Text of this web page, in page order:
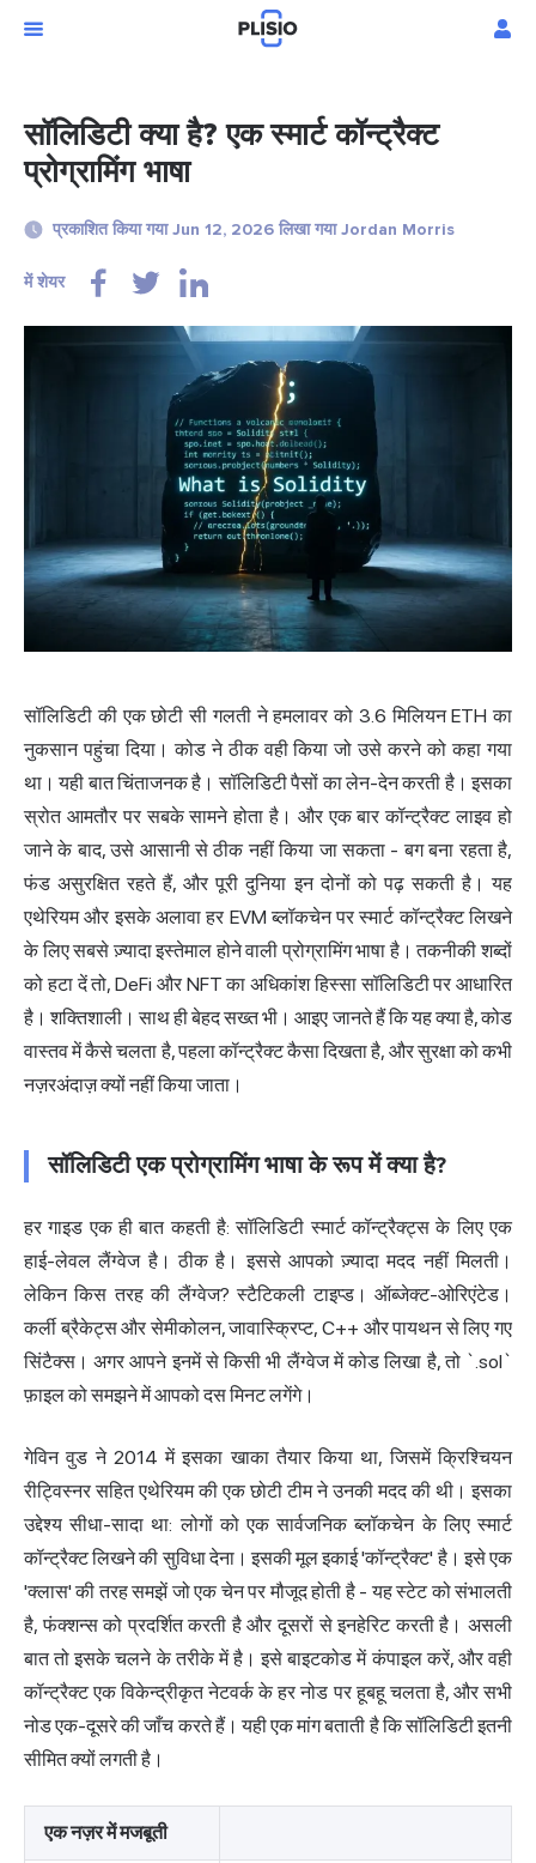
सॉलिडिटी क्या है? एक स्मार्ट कॉन्ट्रैक्ट
प्रोग्रामिंग भाषा
प्रकाशित किया गया Jun 12, 2026 लिखा गया Jordan Morris
में शेयर
सॉलिडिटी की एक छोटी सी गलती ने हमलावर को 3.6 मिलियन ETH का
नुकसान पहुंचा दिया। कोड ने ठीक वही किया जो उसे करने को कहा गया
था। यही बात चिंताजनक है। सॉलिडिटी पैसों का लेन-देन करती है। इसका
स्रोत आमतौर पर सबके सामने होता है। और एक बार कॉन्ट्रैक्ट लाइव हो
जाने के बाद, उसे आसानी से ठीक नहीं किया जा सकता - बग बना रहता है,
फंड असुरक्षित रहते हैं, और पूरी दुनिया इन दोनों को पढ़ सकती है। यह
एथेरियम और इसके अलावा हर EVM ब्लॉकचेन परस्मार्ट कॉन्ट्रैक्टलिखने
के लिए सबसे ज़्यादा इस्तेमाल होने वाली प्रोग्रामिंग भाषा है। तकनीकी शब्दों
को हटा दें तो, DeFi और NFT का अधिकांश हिस्सा सॉलिडिटी पर आधारित
है। शक्तिशाली। साथ ही बेहद सख्त भी। आइए जानते हैं कि यह क्या है, कोड
वास्तव में कैसे चलता है, पहला कॉन्ट्रैक्ट कैसा दिखता है, और सुरक्षा को कभी
नज़रअंदाज़ क्यों नहीं किया जाता।
सॉलिडिटी एक प्रोग्रामिंग भाषा के रूप में क्या है?
हर गाइड एक ही बात कहती है: सॉलिडिटी स्मार्ट कॉन्ट्रैक्ट्स के लिए एक
हाई-लेवल लैंग्वेज है। ठीक है। इससे आपको ज़्यादा मदद नहीं मिलती।
लेकिन किस तरह की लैंग्वेज? स्टैटिकली टाइप्ड। ऑब्जेक्ट-ओरिएंटेड।
कर्ली ब्रैकेट्स और सेमीकोलन, जावास्क्रिप्ट, C++ और पायथन से लिए गए
सिंटैक्स। अगर आपने इनमें से किसी भी लैंग्वेज में कोड लिखा है, तो `.sol`
फ़ाइल को समझने में आपको दस मिनट लगेंगे।
गेविन वुड ने2014 में इसका खाका तैयार किया था, जिसमें क्रिश्चियन
रीट्विस्नर सहित एथेरियम की एक छोटी टीम ने उनकी मदद की थी। इसका
उद्देश्य सीधा-सादा था: लोगों को एक सार्वजनिक ब्लॉकचेन के लिए स्मार्ट
कॉन्ट्रैक्ट लिखने की सुविधा देना। इसकी मूल इकाई 'कॉन्ट्रैक्ट' है। इसे एक
'क्लास' की तरह समझें जो एक चेन पर मौजूद होती है - यह स्टेट को संभालती
है, फंक्शन्स को प्रदर्शित करती है और दूसरों से इनहेरिट करती है। असली
बात तो इसके चलने के तरीके में है। इसे बाइटकोड में कंपाइल करें, और वही
कॉन्ट्रैक्ट एक विकेन्द्रीकृत नेटवर्क के हर नोड पर हूबहू चलता है, और सभी
नोड एक-दूसरे की जाँच करते हैं। यही एक मांग बताती है कि सॉलिडिटी इतनी
सीमित क्यों लगती है।
एक नज़र में मजबूती